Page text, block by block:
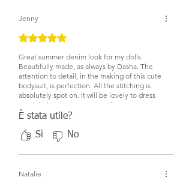
Jenny
Valutazione 5 stelle su 5.
Great summer denim look for my dolls.
Beautifully made, as always by Dasha. The
attention to detail, in the making of this cute
bodysuit, is perfection. All the stitching is
absolutely spot on. It will be lovely to dress
my dolls in, once summer arrives!
È stata utile?
Sì
No
Natalie